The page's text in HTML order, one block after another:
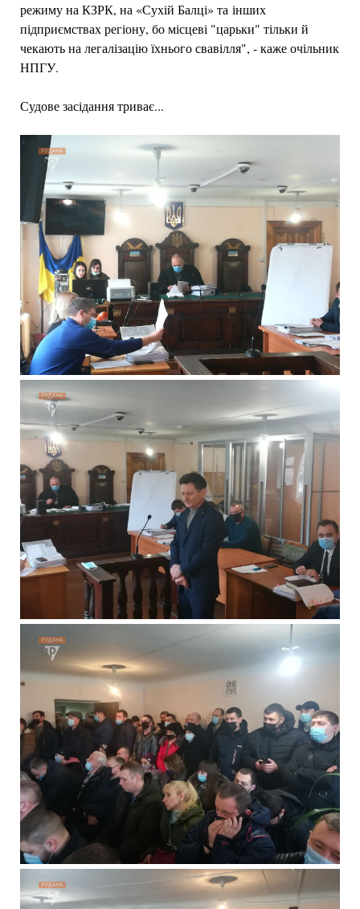
режиму на КЗРК, на «Сухій Балці» та інших
підприємствах регіону, бо місцеві "царьки" тільки й
чекають на легалізацію їхнього свавілля", - каже очільник
НПГУ.
Судове засідання триває...